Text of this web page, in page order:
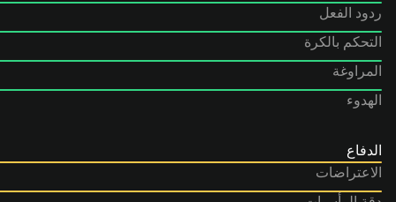
ردود الفعل
التحكم بالكرة
المراوغة
الهدوء
الدفاع
الاعتراضات